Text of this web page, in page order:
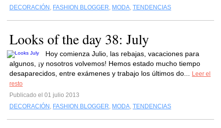
DECORACIÓN , FASHION BLOGGER, MODA, TENDENCIAS
Looks of the day 38: July
Hoy comienza Julio, las rebajas, vacaciones para
algunos, ¡y nosotros volvemos! Hemos estado mucho tiempo
desaparecidos, entre exámenes y trabajo los últimos do...
Leer el
resto
Publicado el 01 julio 2013
DECORACIÓN , FASHION BLOGGER, MODA, TENDENCIAS